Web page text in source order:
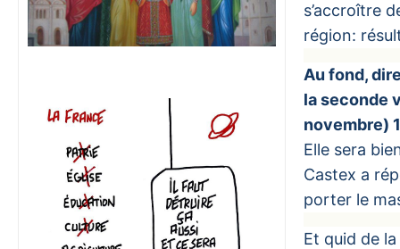
s’accroître
région:
Au fond,
la seconde
novembre)
Elle sera
Castex a
porter le
Et quid de